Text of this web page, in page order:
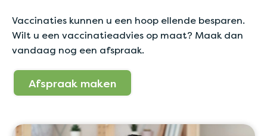
Vaccinaties kunnen u een hoop ellende besparen.
Wilt u een vaccinatieadvies op maat? Maak dan
vandaag nog een afspraak.
Afspraak maken